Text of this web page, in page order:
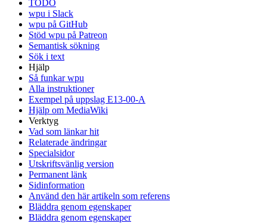
TODO
wpu i Slack
wpu på GitHub
Stöd wpu på Patreon
Semantisk sökning
Sök i text
Hjälp
Så funkar wpu
Alla instruktioner
Exempel på uppslag E13-00-A
Hjälp om MediaWiki
Verktyg
Vad som länkar hit
Relaterade ändringar
Specialsidor
Utskriftsvänlig version
Permanent länk
Sidinformation
Använd den här artikeln som referens
Bläddra genom egenskaper
Bläddra genom egenskaper